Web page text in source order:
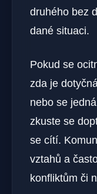
druhého bez
dané situaci.
Pokud se
zda je
nebo se
zkuste se
se cítí.
vztahů a
konfliktům či